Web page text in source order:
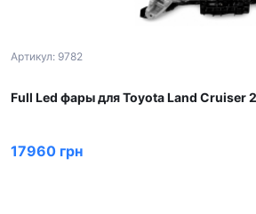
Артикул: 9782
Full Led фары для Toyota Land Cruiser
17960 грн